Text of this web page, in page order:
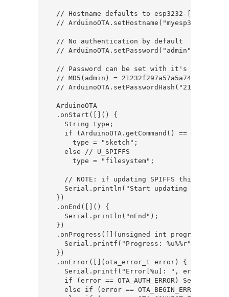
  // Hostname defaults to esp3232-[MAC]
  // ArduinoOTA.setHostname("myesp32");
  // No authentication by default
  // ArduinoOTA.setPassword("admin");
// Password can be set with it's md5
// MD5(admin) =
//
  ArduinoOTA
  .onStart([]() {
    String type;
    if (ArduinoOTA.getCommand() == U_FLASH)
      type = "sketch";
    else // U_SPIFFS
      type = "filesystem";
// NOTE: if updating SPIFFS this would
Serial.println("Start updating " +
  })
  .onEnd([]() {
    Serial.println("nEnd");
  })
.onProgress([](unsigned int progress,
Serial.printf("Progress: %u%%r",
  })
  .onError([](ota_error_t error) {
    Serial.printf("Error[%u]: ", error);
if (error == OTA_AUTH_ERROR)
else if (error == OTA_BEGIN_ERROR)